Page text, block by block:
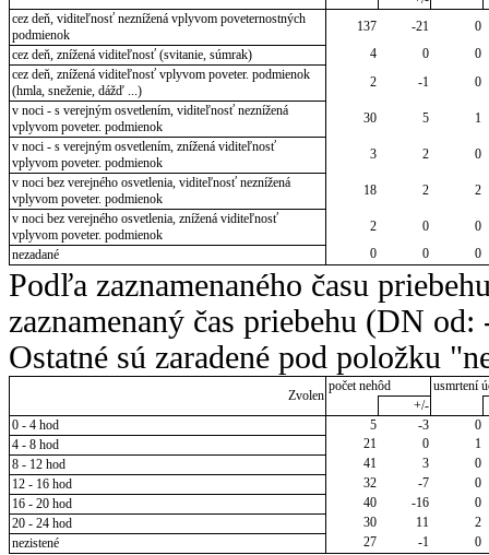
cez deň, viditeľnosť neznížená vplyvom poveternostných
podmienok
137 -21
0
cez deň, znížená viditeľnosť (svitanie, súmrak)
4 0
0
cez deň, znížená viditeľnosť vplyvom poveter. podmienok
(hmla, sneženie, dážď ...)
2 -1
0
v noci - s verejným osvetlením, viditeľnosť neznížená
vplyvom poveter. podmienok
30 5
1
v noci - s verejným osvetlením, znížená viditeľnosť
vplyvom poveter. podmienok
3 2
0
v noci bez verejného osvetlenia, viditeľnosť neznížená
vplyvom poveter. podmienok
18 2
2
v noci bez verejného osvetlenia, znížená viditeľnosť
vplyvom poveter. podmienok
2 0
0
nezadané
0 0 0
Podľa zaznamenaného času
zaznamenaný čas priebehu (DN
Ostatné sú zaradené pod položku
Zvolen
počet nehôd
usmrtení
+/-
0 - 4 hod
5 -3
0
4 - 8 hod
21 0
1
8 - 12 hod
41 3
0
12 - 16 hod
32 -7
0
16 - 20 hod
40 -16
0
20 - 24 hod
30 11
2
nezistené
27 -1 0